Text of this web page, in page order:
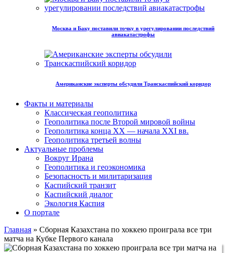
Москва и Баку поставили точку в урегулировании последствий
авиакатастрофы
Американские эксперты обсудили Транскаспийский коридор
Факты и материалы
Классическая геополитика
Геополитика после Второй мировой войны
Геополитика конца XX — начала XXI вв.
Геополитика третьей волны
Актуальные проблемы
Вокруг Ирана
Геополитика и геоэкономика
Безопасность и милитаризация
Каспийский транзит
Каспийский диалог
Экология Каспия
О портале
Главная » Сборная Казахстана по хоккею проиграла все три
матча на Кубке Первого канала